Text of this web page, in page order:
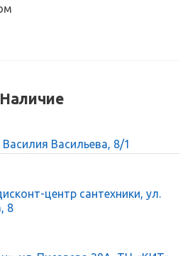
Наличие
Васильева, 8/1
центр сантехники, ул.
8